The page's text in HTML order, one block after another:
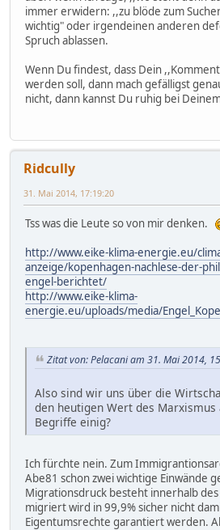
immer erwidern: ,,zu blöde zum
wichtig" oder irgendeinen anderen
Spruch ablassen.
Wenn Du findest, dass Dein
werden soll, dann mach gefälligst
nicht, dann kannst Du ruhig bei
Ridcully
31. Mai 2014, 17:19:20
Tss was die Leute so von mir denken.
http://www.eike-klima-energie.eu/
anzeige/kopenhagen-nachlese-der-
engel-berichtet/
http://www.eike-klima-
energie.eu/uploads/media/
Zitat von: Pelacani am 31. Mai 2014,
Also sind wir uns über die
den heutigen Wert des
Begriffe einig?
Ich fürchte nein. Zum
Abe81 schon zwei wichtige Einwände
Migrationsdruck besteht innerhalb des
migriert wird in 99,9% sicher nicht
Eigentumsrechte garantiert werden.